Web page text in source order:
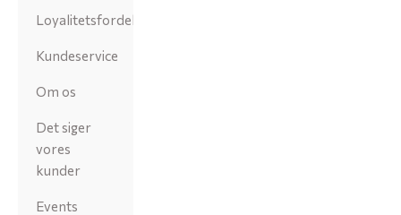
Loyalitetsfordele
Kundeservice
Om os
Det siger
vores
kunder
Events